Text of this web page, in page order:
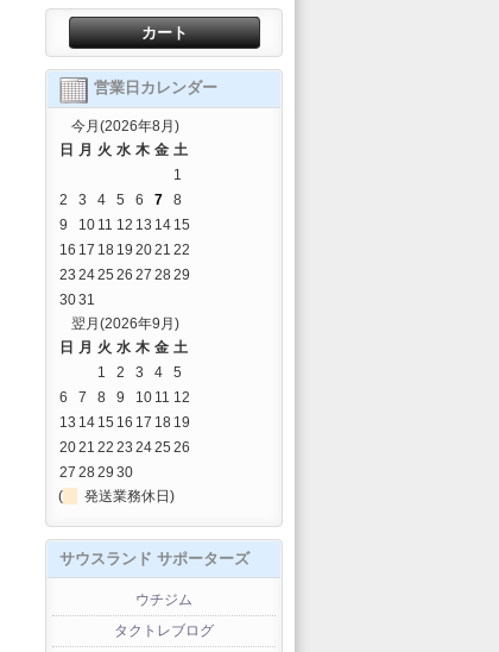
カート
営業日カレンダー
今月(2026年8月)
日 月 火 水 木 金 土
1
2
3 4 5 6 7
8
9
10 11 12 13 14 15
16 17 18 19 2021 22
23 2425 26 27 2829
3031
翌月(2026年9月)
日 月 火 水 木 金 土
1
2 3 4
5
6
7 8 9 10 11 12
13 14 15 16 17 18 19
2021 22 23 2425 26
27 2829 30
(
発送業務休日)
サウスランド サポーターズ
ウチジム
タクトレブログ